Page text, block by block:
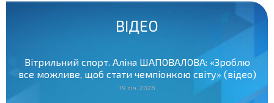
ВІДЕО
Вітрильний спорт. Аліна ШАПОВАЛОВА: «Зроблю
все можливе, щоб стати чемпіонкою світу» (відео)
19 січ. 2026